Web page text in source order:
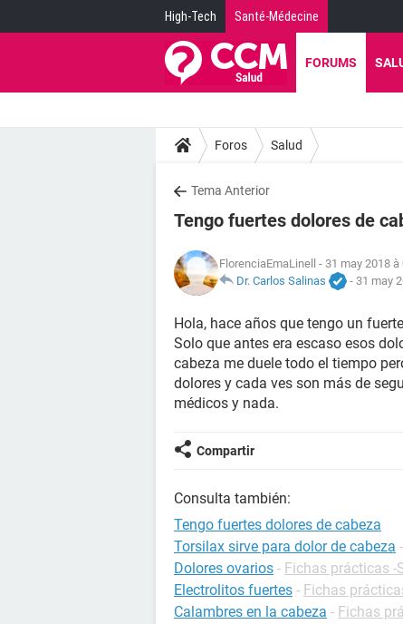
High-Tech Santé-Médecine
FORUMS
Foros Salud
Tema Anterior
Tengo fuertes dolores de
FlorenciaEmaLinell - 31 may 2018 à
Dr. Carlos Salinas
- 31 may
Hola, hace años que tengo un
Solo que antes era escaso esos
cabeza me duele todo el tiempo
dolores y cada ves son más de
médicos y nada.
Compartir
Consulta también:
Tengo fuertes dolores de cabeza
Torsilax sirve para dolor de cabeza -
Dolores ovarios - Fichas prácticas -
Electrolitos fuertes - Fichas
Calambres en la cabeza - Fichas